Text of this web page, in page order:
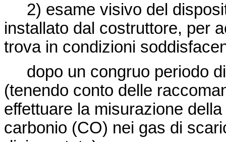
2) esame visivo del
installato dal costruttore, per
trova in condizioni
dopo un congruo periodo
(tenendo conto delle
effettuare la misurazione
carbonio (CO) nei gas di